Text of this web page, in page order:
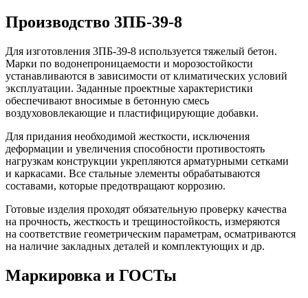
Производство 3ПБ-39-8
Для изготовления 3ПБ-39-8 используется тяжелый бетон.
Марки по водонепроницаемости и морозостойкости
устанавливаются в зависимости от климатических условий
эксплуатации. Заданные проектные характеристики
обеспечивают вносимые в бетонную смесь
воздухововлекающие и пластифицирующие добавки.
Для придания необходимой жесткости, исключения
деформации и увеличения способности противостоять
нагрузкам конструкции укрепляются арматурными сетками
и каркасами. Все стальные элементы обрабатываются
составами, которые предотвращают коррозию.
Готовые изделия проходят обязательную проверку качества
на прочность, жесткость и трещиностойкость, измеряются
на соответствие геометрическим параметрам, осматриваются
на наличие закладных деталей и комплектующих и др.
Маркировка и ГОСТы